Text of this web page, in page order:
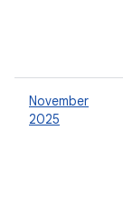
November
2025